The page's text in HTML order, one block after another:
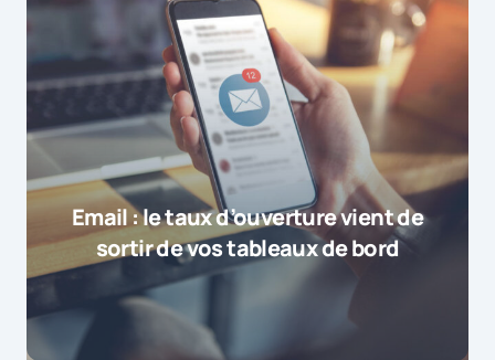
Email : le taux d’ouverture vient de
sortir de vos tableaux de bord